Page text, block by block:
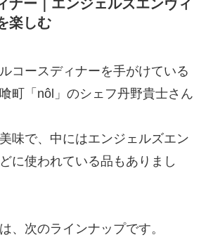
ナー｜エンジェルズエンヴィ
楽しむ
コースディナーを手がけている
町「nôl」のシェフ丹野貴士さん
味で、中にはエンジェルズエン
に使われている品もありまし
、次のラインナップです。